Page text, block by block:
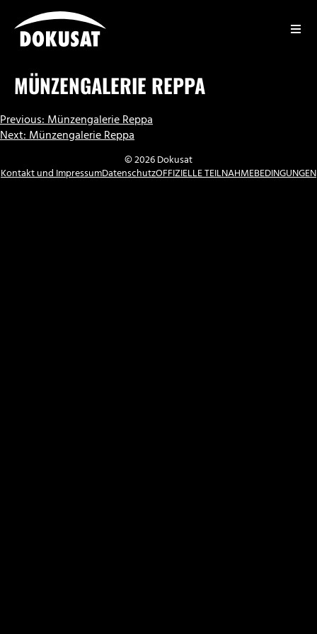
Inhalt
springen
MÜNZENGALERIE REPPA
BEITRAGSNAVIGATION
Previous:Münzengalerie Reppa
Next:Münzengalerie Reppa
© 2026 Dokusat
Kontakt und ImpressumDatenschutzOFFIZIELLE TEILNAHMEBEDINGUNGEN